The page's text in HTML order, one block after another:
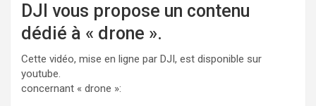
DJI vous propose un contenu
dédié à « drone ».
Cette vidéo, mise en ligne par DJI, est disponible sur
youtube.
concernant « drone »: